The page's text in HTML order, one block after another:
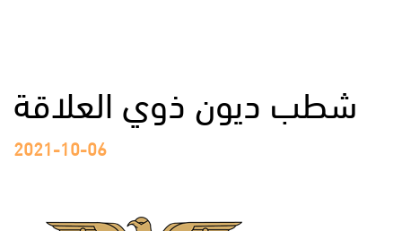
شطب ديون ذوي العلاقة
2021-10-06